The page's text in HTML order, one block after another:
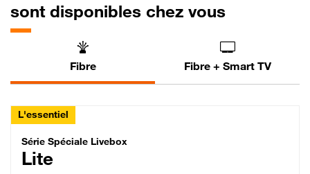
sont disponibles chez vous
Fibre Fibre + Smart TV
L'essentiel
Série Spéciale Livebox Lite Fibre
Série Spéciale Livebox
Lite